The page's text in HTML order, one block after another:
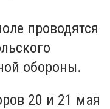
проводятся
обороны.
20 и 21 мая